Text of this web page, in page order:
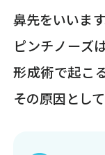
鼻先をいいます
ピンチノーズ
形成術で起こ
その原因とし